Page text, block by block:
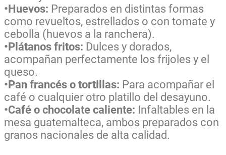
•Huevos: Preparados en distintas formas
como revueltos, estrellados o con tomate y
cebolla (huevos a la ranchera).
•Plátanos fritos: Dulces y dorados,
acompañan perfectamente los frijoles y el
queso.
•Pan francés o tortillas: Para acompañar el
café o cualquier otro platillo del desayuno.
•Café o chocolate caliente: Infaltables en la
mesa guatemalteca, ambos preparados con
granos nacionales de alta calidad.